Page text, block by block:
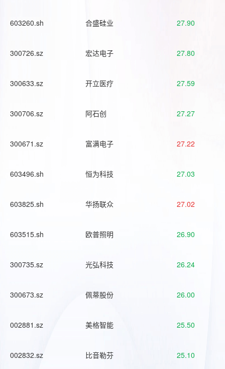
603260.sh 合盛硅业 27.90
300726.sz 宏达电子 27.80
300633.sz 开立医疗 27.59
300706.sz 阿石创 27.27
300671.sz 富满电子 27.22
603496.sh 恒为科技 27.03
603825.sh 华扬联众 27.02
603515.sh 欧普照明 26.90
300735.sz 光弘科技 26.24
300673.sz 佩蒂股份 26.00
002881.sz 美格智能 25.50
002832.sz 比音勒芬 25.10